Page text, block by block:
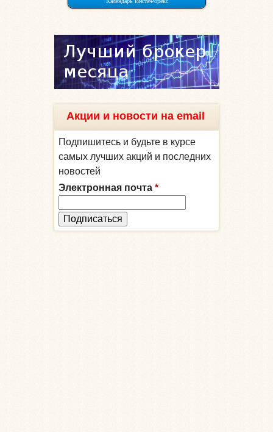
Акции и новости на email
Подпишитесь и будьте в курсе
самых лучших акций и последних
новостей
Электронная почта *